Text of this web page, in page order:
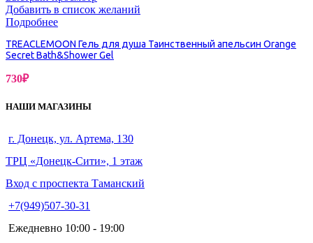
Добавить в список желаний
Подробнее
TREACLEMOON Гель для душа Таинственный апельсин Orange
Secret Bath&Shower Gel
730₽
НАШИ МАГАЗИНЫ
г. Донецк, ул. Артема, 130
ТРЦ «Донецк-Сити», 1 этаж
Вход с проспекта Таманский
+7(949)507-30-31
Ежедневно 10:00 - 19:00